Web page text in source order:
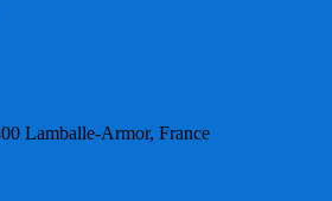
Lamballe-Armor, France